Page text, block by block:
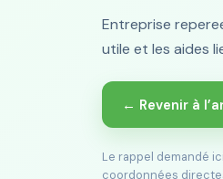
Entreprise
utile et les aides
← Revenir à
Le rappel demandé
coordonnées